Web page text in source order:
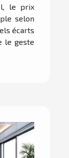
le prix
selon
écarts
le geste